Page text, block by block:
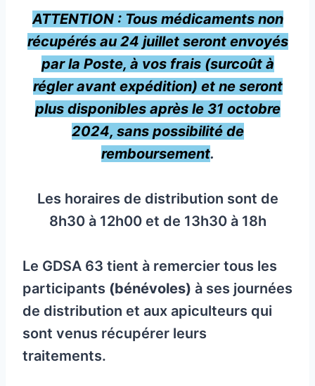
ATTENTION : Tous médicaments non
récupérés au 24 juillet seront envoyés
par la Poste, à vos frais (surcoût à
régler avant expédition) et ne seront
plus disponibles après le 31 octobre
2024, sans possibilité de
remboursement.
Les horaires de distribution sont de
8h30 à 12h00 et de 13h30 à 18h
Le GDSA 63 tient à remercier tous les
participants (bénévoles) à ses journées
de distribution et aux apiculteurs qui
sont venus récupérer leurs
traitements.